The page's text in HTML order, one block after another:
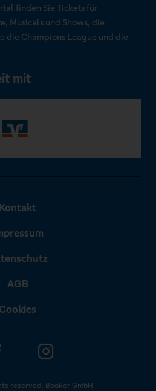
finden Sie Tickets für
Musicals und Shows, die
die Champions League und die
mit
Kontakt
AGB
Cookies
reserved. Booker GmbH